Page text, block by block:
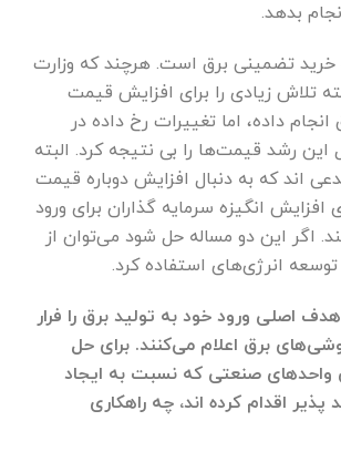
بدهد.
تضمینی برق است. هرچند که وزارت
تلاش زیادی را برای افزایش قیمت
داده، اما تغییرات رخ داده در
این رشد قیمت‌ها را بی نتیجه کرد. البته
اند که به دنبال افزایش دوباره قیمت
انگیزه سرمایه گذاران برای ورود
اگر این دو مساله حل شود می‌توان از
انرژی‌های استفاده کرد.
اصلی ورود خود به تولید برق را فرار
برق اعلام می‌کنند. برای حل
صنعتی که نسبت به ایجاد
پذیر اقدام کرده اند، چه راهکاری